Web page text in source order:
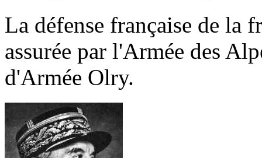
La défense française de la
assurée par l'Armée des
d'Armée Olry.